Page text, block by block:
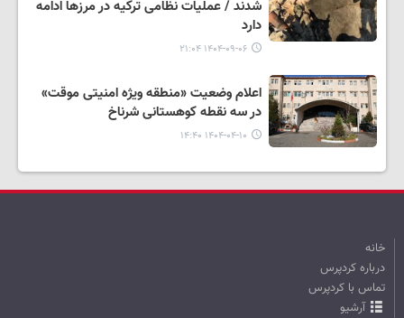
شدند / عملیات نظامی ترکیه در مرزها ادامه
دارد
۱۴۰۴-۰۹-۰۶ ۲۱:۰۴
اعلام وضعیت «منطقه‌ ویژه امنیتی موقت»
در سه نقطه کوهستانی شرناخ
۱۴۰۴-۰۴-۱۰ ۱۴:۴۰
خانه
درباره کردپرس
تماس با کردپرس
آرشیو